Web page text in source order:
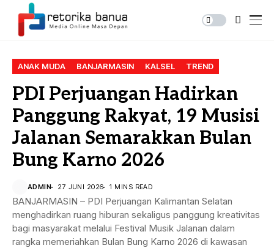
ANAK MUDA BANJARMASIN KALSEL TREND
PDI Perjuangan Hadirkan
Panggung Rakyat, 19 Musisi
Jalanan Semarakkan Bulan
Bung Karno 2026
ADMIN 27 JUNI 2026 1 MINS READ
BANJARMASIN – PDI Perjuangan Kalimantan Selatan
menghadirkan ruang hiburan sekaligus panggung kreativitas
bagi masyarakat melalui Festival Musik Jalanan dalam
rangka memeriahkan Bulan Bung Karno 2026 di kawasan